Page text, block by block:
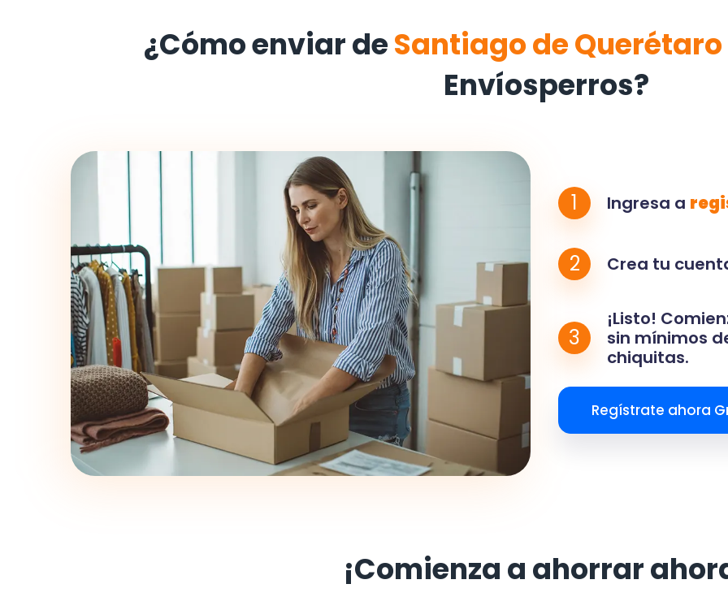
¿Cómo enviar deSantiago de Querétaro
Envíosperros?
1 Ingresa a
2 Crea tu
3
¡Listo!
sin mínimos
chiquitas.
Regístrate ahora
¡Comienza a ahorrar